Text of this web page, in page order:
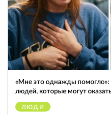
«Мне это однажды помогло»:
людей, которые могут
ЛЮДИ